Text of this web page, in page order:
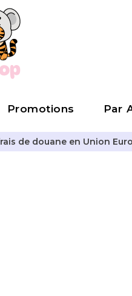
Promotions Par
de douane en Union